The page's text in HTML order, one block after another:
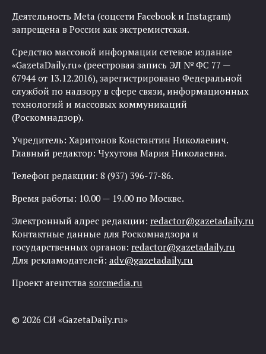
Деятельность Meta (соцсети Facebook и Instagram)
запрещена в России как экстремистская.
Средство массовой информации сетевое издание
«GazetaDaily.ru» (реестровая запись ЭЛ № ФС 77 —
67944 от 13.12.2016), зарегистрировано Федеральной
службой по надзору в сфере связи, информационных
технологий и массовых коммуникаций
(Роскомнадзор).
Учредитель: Харитонов Константин Николаевич.
Главный редактор: Чухутова Мария Николаевна.
Телефон редакции: 8 (937) 396-77-86.
Время работы: 10.00 — 19.00 по Москве.
Электронный адрес редакции: redactor@gazetadaily.ru
Контактные данные для Роскомнадзора и
государственных органов: redactor@gazetadaily.ru
Для рекламодателей: adv@gazetadaily.ru
Проект агентства sorcmedia.ru
© 2026 СИ «GazetaDaily.ru»